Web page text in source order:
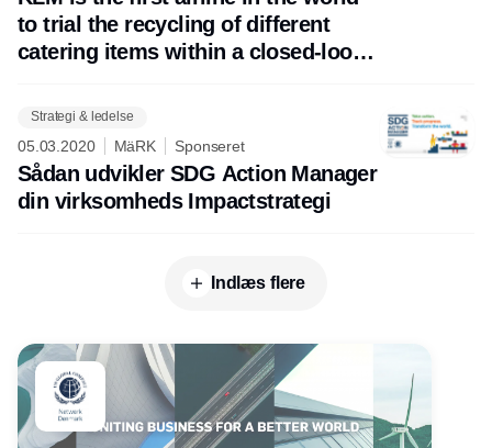
to trial the recycling of different
catering items within a closed-loop
Strategi & ledelse
05.03.2020 MäRK Sponseret
Sådan udvikler SDG Action Manager
din virksomheds Impactstrategi
Indlæs flere